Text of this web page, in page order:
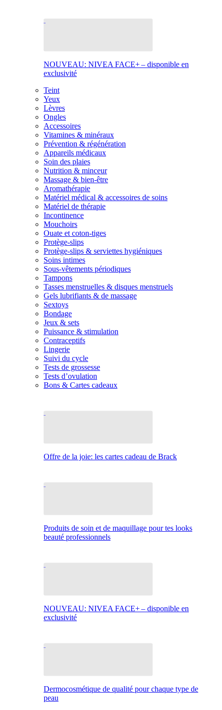
NOUVEAU: NIVEA FACE+ – disponible en
exclusivité
Teint
Yeux
Lèvres
Ongles
Accessoires
Vitamines & minéraux
Prévention & régénération
Appareils médicaux
Soin des plaies
Nutrition & minceur
Massage & bien-être
Aromathérapie
Matériel médical & accessoires de soins
Matériel de thérapie
Incontinence
Mouchoirs
Ouate et coton-tiges
Protège-slips
Protège-slips & serviettes hygiéniques
Soins intimes
Sous-vêtements périodiques
Tampons
Tasses menstruelles & disques menstruels
Gels lubrifiants & de massage
Sextoys
Bondage
Jeux & sets
Puissance & stimulation
Contraceptifs
Lingerie
Suivi du cycle
Tests de grossesse
Tests d’ovulation
Bons & Cartes cadeaux
Offre de la joie: les cartes cadeau de Brack
Produits de soin et de maquillage pour tes looks
beauté professionnels
NOUVEAU: NIVEA FACE+ – disponible en
exclusivité
Dermocosmétique de qualité pour chaque type de
peau